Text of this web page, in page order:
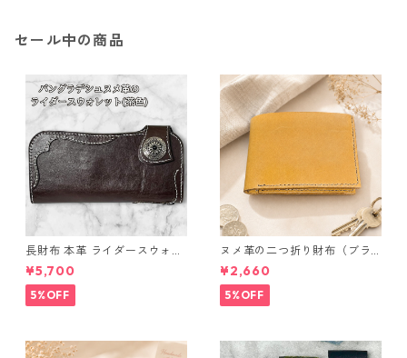
セール中の商品
長財布 本革 ライダースウォレ
ット 国産 ヌメ革 ブラウン バ
ングラデシュ l175 レザー 革財
布 ハンドメイド 経年変化
¥5,700
5%OFF
ヌメ革の二つ折り財布（ブラ
ウン系）
¥2,660
5%OFF